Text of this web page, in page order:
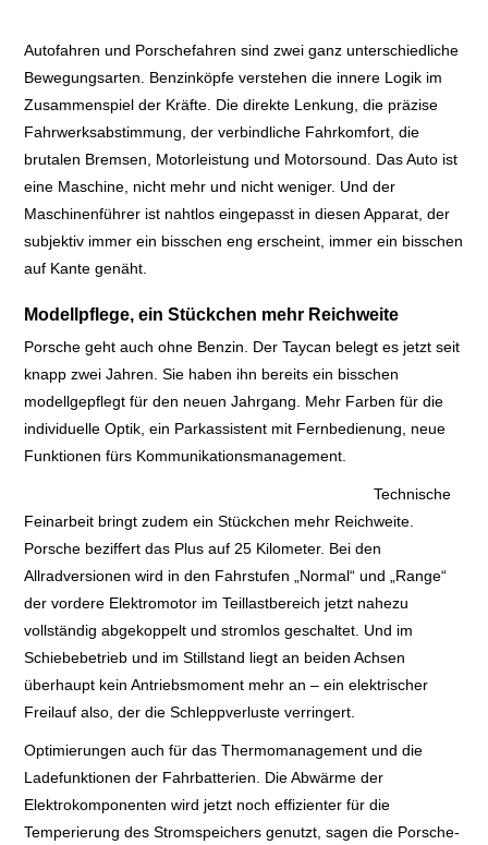
Autofahren und Porschefahren sind zwei ganz unterschiedliche
Bewegungsarten. Benzinköpfe verstehen die innere Logik im
Zusammenspiel der Kräfte. Die direkte Lenkung, die präzise
Fahrwerksabstimmung, der verbindliche Fahrkomfort, die
brutalen Bremsen, Motorleistung und Motorsound. Das Auto ist
eine Maschine, nicht mehr und nicht weniger. Und der
Maschinenführer ist nahtlos eingepasst in diesen Apparat, der
subjektiv immer ein bisschen eng erscheint, immer ein bisschen
auf Kante genäht.
Modellpflege, ein Stückchen mehr Reichweite
Porsche geht auch ohne Benzin. Der Taycan belegt es jetzt seit
knapp zwei Jahren. Sie haben ihn bereits ein bisschen
modellgepflegt für den neuen Jahrgang. Mehr Farben für die
individuelle Optik, ein Parkassistent mit Fernbedienung, neue
Funktionen fürs Kommunikationsmanagement.
Technische
Feinarbeit bringt zudem ein Stückchen mehr Reichweite.
Porsche beziffert das Plus auf 25 Kilometer. Bei den
Allradversionen wird in den Fahrstufen „Normal“ und „Range“
der vordere Elektromotor im Teillastbereich jetzt nahezu
vollständig abgekoppelt und stromlos geschaltet. Und im
Schiebebetrieb und im Stillstand liegt an beiden Achsen
überhaupt kein Antriebsmoment mehr an – ein elektrischer
Freilauf also, der die Schleppverluste verringert.
Optimierungen auch für das Thermomanagement und die
Ladefunktionen der Fahrbatterien. Die Abwärme der
Elektrokomponenten wird jetzt noch effizienter für die
Temperierung des Stromspeichers genutzt, sagen die Porsche-